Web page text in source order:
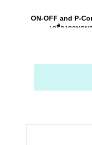
ON-OFF and P-
เครื่องควบคุ